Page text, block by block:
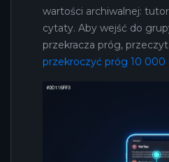
wartości archiwalnej:
cytaty. Aby wejść do
przekracza próg,
przekroczyć próg 10 000